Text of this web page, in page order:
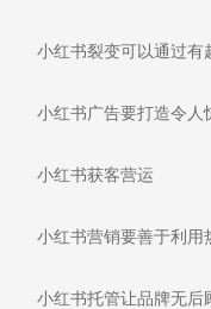
小红书裂变可以通过有
小红书广告要打造令人
小红书获客营运
小红书营销要善于利用
小红书托管让品牌无后